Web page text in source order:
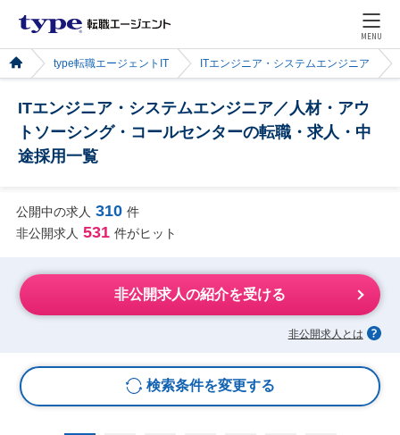
MENU
type転職エージェントIT ITエンジニア・システムエンジニア
ITエンジニア・システムエンジニア／人材・アウ
トソーシング・コールセンターの転職・求人・中
途採用一覧
公開中の求人 310 件
非公開求人 531 件がヒット
非公開求人の紹介を受ける
非公開求人とは
検索条件を変更する